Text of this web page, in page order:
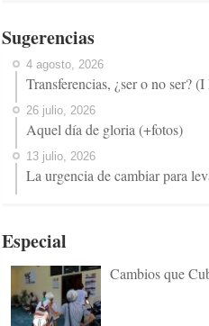
Sugerencias
4 agosto, 2026
Transferencias, ¿ser o no ser? (I
26 julio, 2026
Aquel día de gloria (+fotos)
13 julio, 2026
La urgencia de cambiar para
Especial
Cambios que